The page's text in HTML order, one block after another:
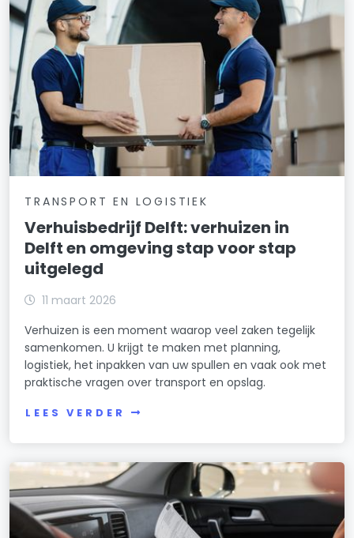
TRANSPORT EN LOGISTIEK
Verhuisbedrijf Delft: verhuizen in
Delft en omgeving stap voor stap
uitgelegd
11 maart 2026
Verhuizen is een moment waarop veel zaken tegelijk
samenkomen. U krijgt te maken met planning,
logistiek, het inpakken van uw spullen en vaak ook met
praktische vragen over transport en opslag.
LEES VERDER